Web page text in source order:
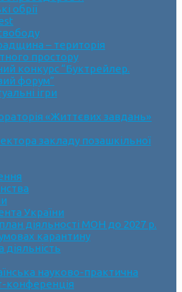
обрії
– територія
простору
конкурс “Буктрейлер.
форум”
ігри
«Життєвих завдань»
закладу позашкільної
України
діяльності МОН до 2027 р.
карантину
науково-практична
конференція